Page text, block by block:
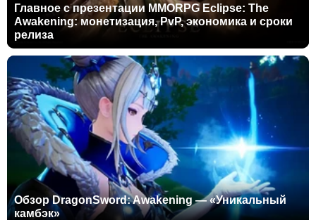
Главное с презентации MMORPG Eclipse: The
Awakening: монетизация, PvP, экономика и сроки
релиза
Обзор DragonSword: Awakening — «Уникальный
камбэк»